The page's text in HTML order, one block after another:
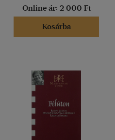
Online ár: 2 000 Ft
Kosárba